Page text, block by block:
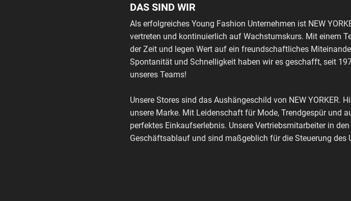
DAS SIND WIR
Als erfolgreiches Young Fashion Unternehmen ist NEW
vertreten und kontinuierlich auf Wachstumskurs. Mit einem
der Zeit und legen Wert auf ein freundschaftliches
Spontanität und Schnelligkeit haben wir es geschafft, seit
unseres Teams!
Unsere Stores sind das Aushängeschild von NEW YORKER.
unsere Marke. Mit Leidenschaft für Mode, Trendgespür und
perfektes Einkaufserlebnis. Unsere Vertriebsmitarbeiter in
Geschäftsablauf und sind maßgeblich für die Steuerung des